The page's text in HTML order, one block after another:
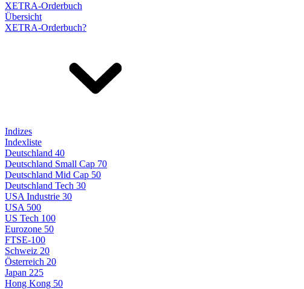
XETRA-Orderbuch
Übersicht
XETRA-Orderbuch?
Indizes
Indexliste
Deutschland 40
Deutschland Small Cap 70
Deutschland Mid Cap 50
Deutschland Tech 30
USA Industrie 30
USA 500
US Tech 100
Eurozone 50
FTSE-100
Schweiz 20
Österreich 20
Japan 225
Hong Kong 50